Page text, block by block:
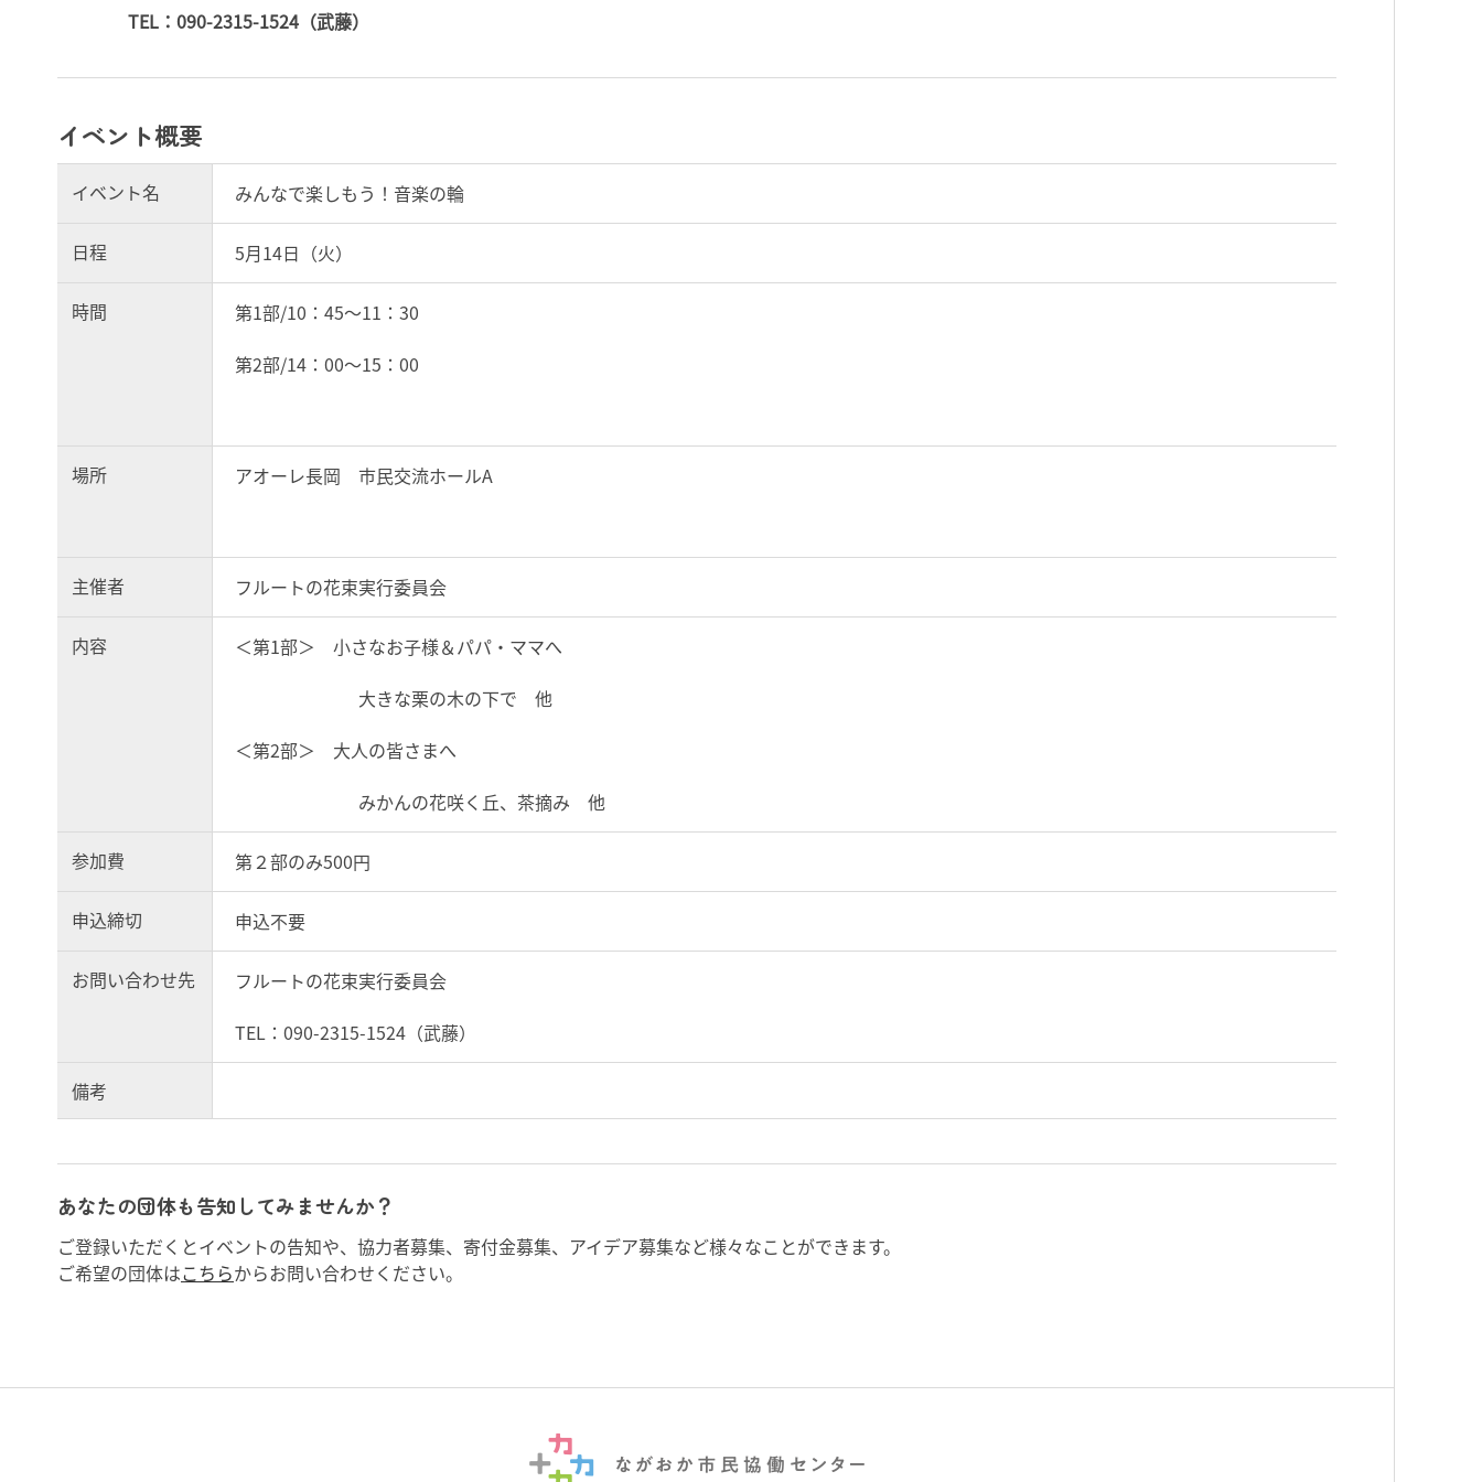
TEL：090-2315-1524（武藤）
イベント概要
イベント名 みんなで楽しもう！音楽の輪
日程 5月14日（火）
時間
第1部/10：45～11：30
第2部/14：00～15：00
場所 アオーレ長岡 市民交流ホールA
主催者 フルートの花束実行委員会
内容
＜第1部＞ 小さなお子様＆パパ・ママへ
大きな栗の木の下で 他
＜第2部＞ 大人の皆さまへ
みかんの花咲く丘、茶摘み 他
参加費 第２部のみ500円
申込締切 申込不要
お問い合わせ先
フルートの花束実行委員会
TEL：090-2315-1524（武藤）
備考
あなたの団体も告知してみませんか？
ご登録いただくとイベントの告知や、協力者募集、寄付金募集、アイデア募集など様々なことができます。
ご希望の団体はこちらからお問い合わせください。